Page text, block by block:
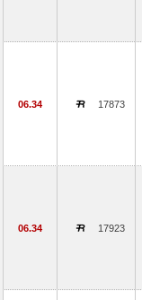
06.34 17873
06.34 17923